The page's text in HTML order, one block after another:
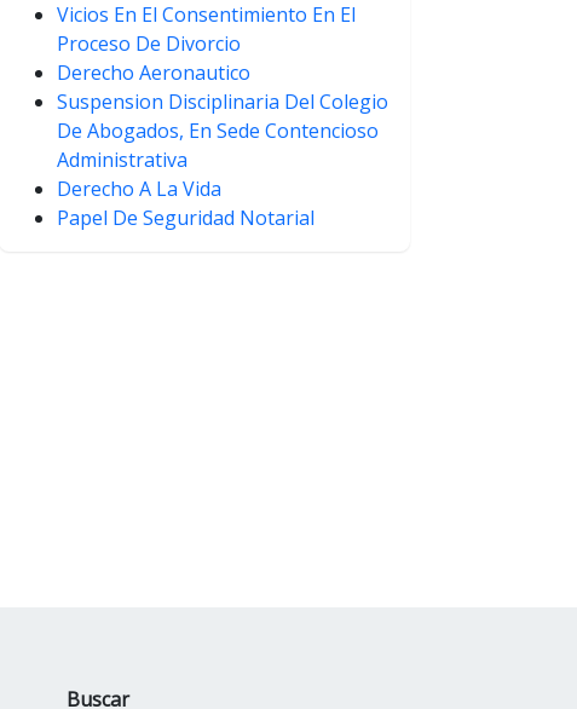
Vicios En El Consentimiento En El
Proceso De Divorcio
Derecho Aeronautico
Suspension Disciplinaria Del Colegio
De Abogados, En Sede Contencioso
Administrativa
Derecho A La Vida
Papel De Seguridad Notarial
Buscar